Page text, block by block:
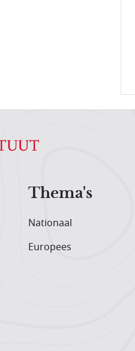
Thema's
Nationaal
Europees